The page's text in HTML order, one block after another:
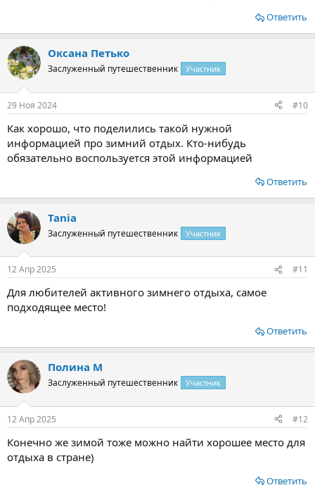
Ответить
Оксана Петько
Заслуженный путешественник Участник
29 Ноя 2024 #10
Как хорошо, что поделились такой нужной
информацией про зимний отдых. Кто-нибудь
обязательно воспользуется этой информацией
Ответить
Tania
Заслуженный путешественник Участник
12 Апр 2025 #11
Для любителей активного зимнего отдыха, самое
подходящее место!
Ответить
Полина М
Заслуженный путешественник Участник
12 Апр 2025 #12
Конечно же зимой тоже можно найти хорошее место для
отдыха в стране)
Ответить